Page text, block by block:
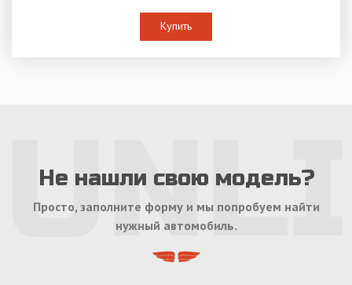
Купить
Не нашли свою модель?
Просто, заполните форму и мы попробуем найти
нужный автомобиль.